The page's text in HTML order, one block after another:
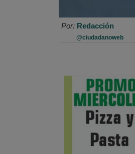
Por: Redacción
@ciudadanoweb